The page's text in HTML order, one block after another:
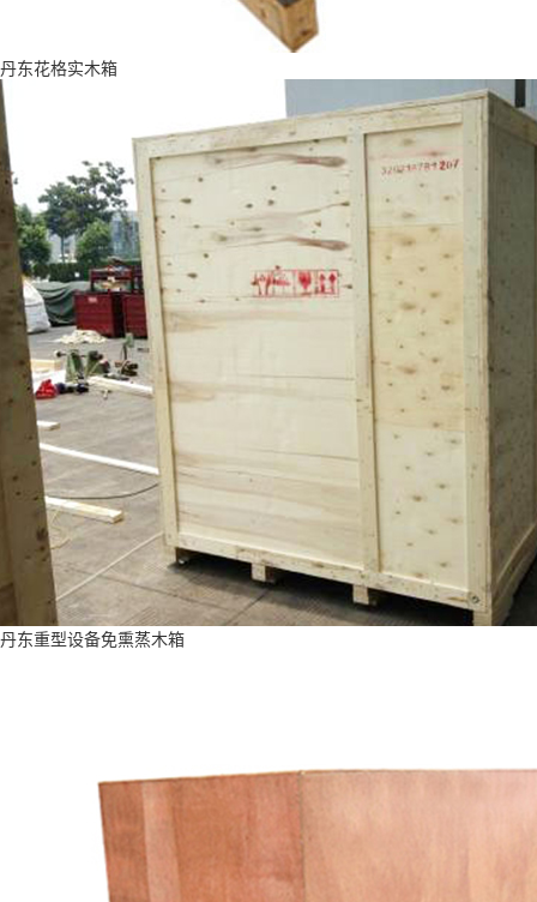
丹东花格实木箱
丹东重型设备免熏蒸木箱